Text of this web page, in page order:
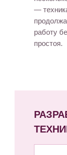
—
работу
простоя.